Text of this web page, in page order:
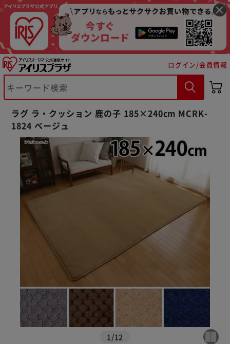
ログイン/会員情報
ラグ ラ・クッション 鹿の子 185×240cm MCRK-
1824 ベージュ
1 /12
※ご確認ください
カートに入れる 購入手続きへ